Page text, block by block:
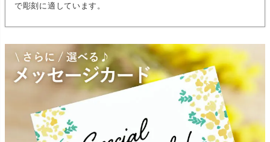
で彫刻に適しています。